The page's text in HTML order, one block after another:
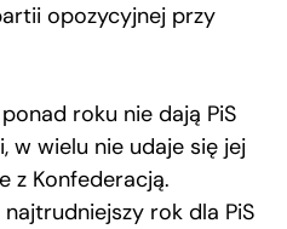
opozycyjnej przy
roku nie dają PiS
w wielu nie udaje się jej
z Konfederacją.
rok dla PiS